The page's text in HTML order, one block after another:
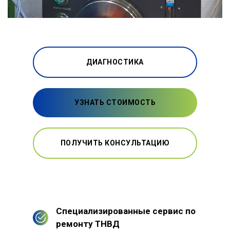
ДИАГНОСТИКА
УЗНАТЬ СТОИМОСТЬ
ПОЛУЧИТЬ КОНСУЛЬТАЦИЮ
Специализированные сервис по
ремонту ТНВД